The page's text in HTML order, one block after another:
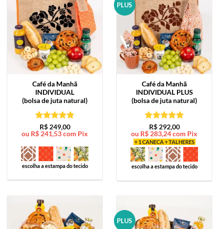
Café da Manhã
INDIVIDUAL
(bolsa de juta natural)
Avaliação5
de 5
R$249,00
ou R$ 241,53com Pix
escolha a estampa do tecido
PLUS
Café da Manhã
INDIVIDUAL PLUS
(bolsa de juta natural)
Avaliação5
de 5
R$292,00
ou R$ 283,24com Pix
+ 1 CANECA + TALHERES
escolha a estampa do tecido
PLUS